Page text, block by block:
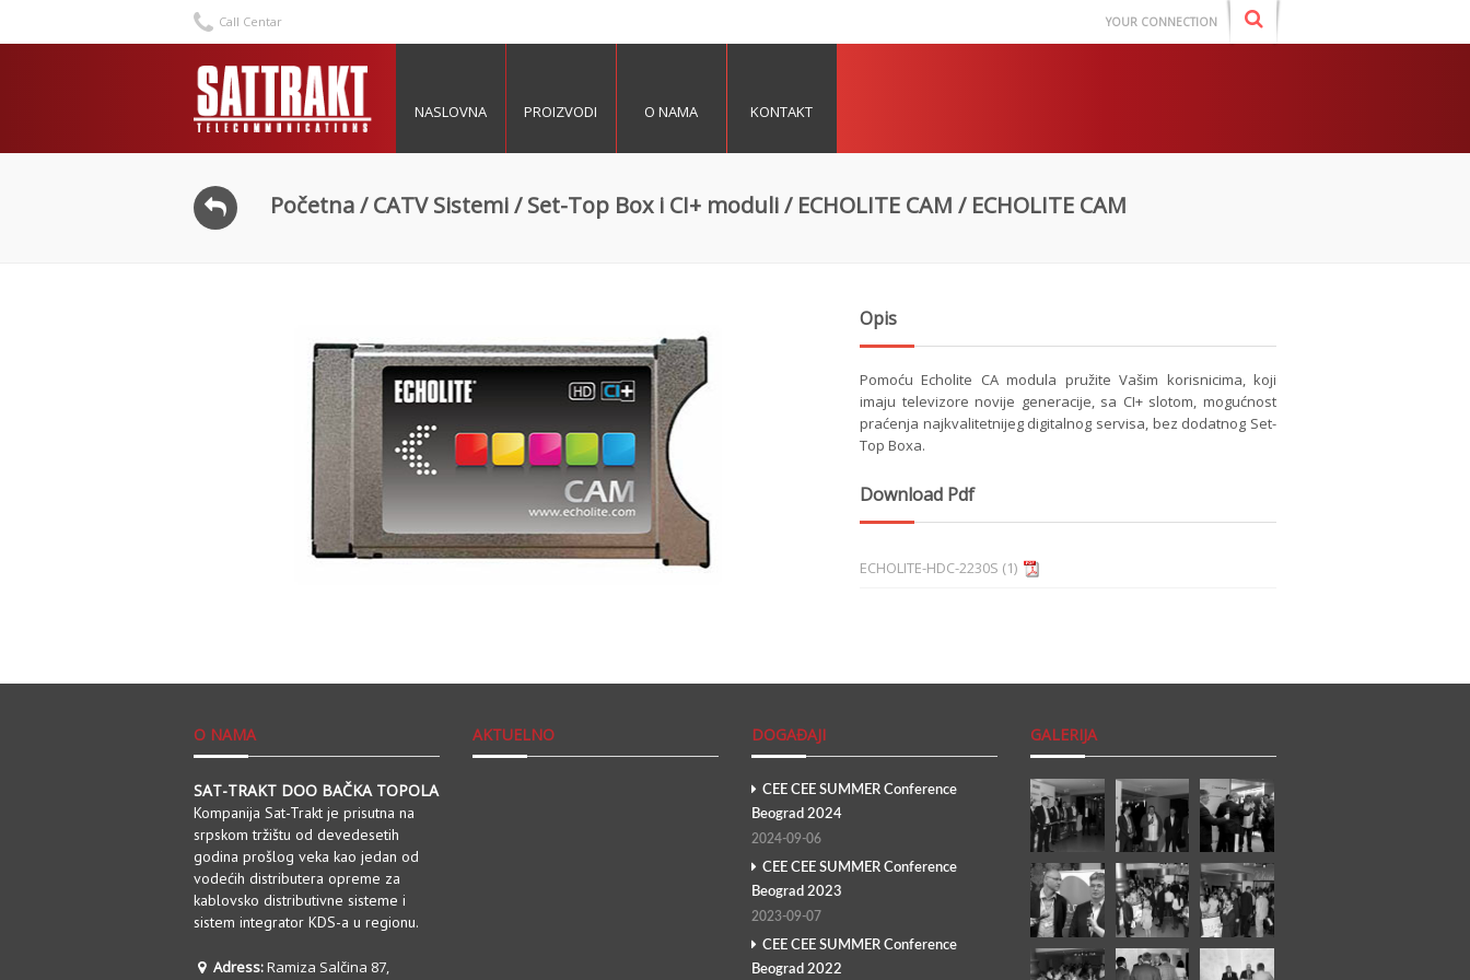
Call Centar YOUR CONNECTION
NASLOVNA PROIZVODI O NAMA KONTAKT
Početna/CATV Sistemi/Set-Top Box i CI+ moduli/ ECHOLITE CAM / ECHOLITE CAM
Opis
Pomoću Echolite CA modula pružite Vašim korisnicima, koji
imaju televizore novije generacije, sa CI+ slotom, mogućnost
praćenja najkvalitetnijeg digitalnog servisa, bez dodatnog Set-
Top Boxa.
Download Pdf
ECHOLITE-HDC-2230S (1)
O NAMA
SAT-TRAKT DOO BAČKA TOPOLA
Kompanija Sat-Trakt je prisutna na
srpskom tržištu od devedesetih
godina prošlog veka kao jedan od
vodećih distributera opreme za
kablovsko distributivne sisteme i
sistem integrator KDS-a u regionu.
Adress:Ramiza Salčina 87,
AKTUELNO DOGAĐAJI
CEE CEE SUMMER Conference
Beograd 2024
2024-09-06
CEE CEE SUMMER Conference
Beograd 2023
2023-09-07
CEE CEE SUMMER Conference
Beograd 2022
GALERIJA